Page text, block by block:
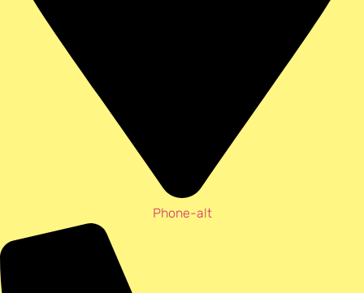
Phone-alt